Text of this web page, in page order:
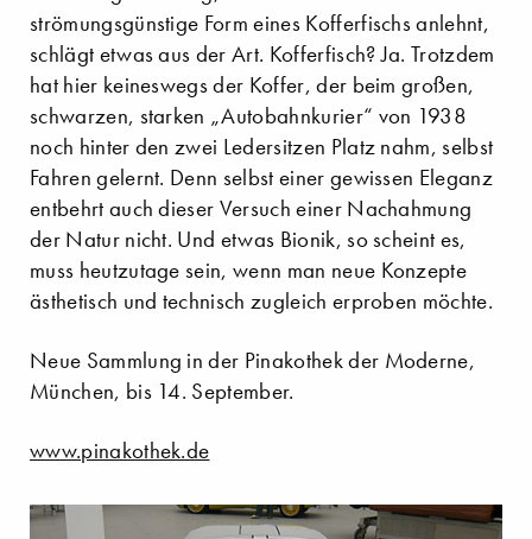
strömungsgünstige Form eines Kofferfischs anlehnt,
schlägt etwas aus der Art. Kofferfisch? Ja. Trotzdem
hat hier keineswegs der Koffer, der beim großen,
schwarzen, starken „Autobahnkurier“ von 1938
noch hinter den zwei Ledersitzen Platz nahm, selbst
Fahren gelernt. Denn selbst einer gewissen Eleganz
entbehrt auch dieser Versuch einer Nachahmung
der Natur nicht. Und etwas Bionik, so scheint es,
muss heutzutage sein, wenn man neue Konzepte
ästhetisch und technisch zugleich erproben möchte.
Neue Sammlung in der Pinakothek der Moderne,
München, bis 14. September.
www.pinakothek.de